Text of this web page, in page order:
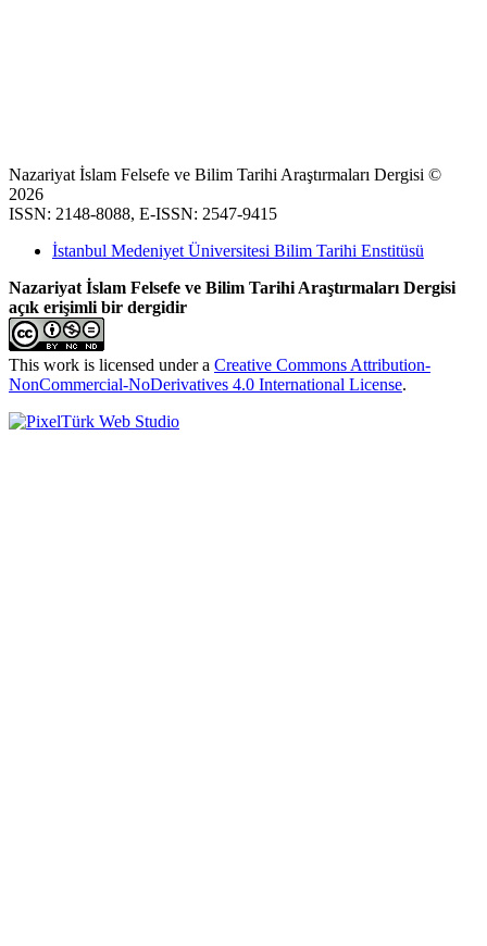
Nazariyat İslam Felsefe ve Bilim Tarihi Araştırmaları Dergisi ©
2026
ISSN: 2148-8088, E-ISSN: 2547-9415
İstanbul Medeniyet Üniversitesi Bilim Tarihi Enstitüsü
Nazariyat İslam Felsefe ve Bilim Tarihi Araştırmaları Dergisi
açık erişimli bir dergidir
This work is licensed under a Creative Commons Attribution-
NonCommercial-NoDerivatives 4.0 International License.